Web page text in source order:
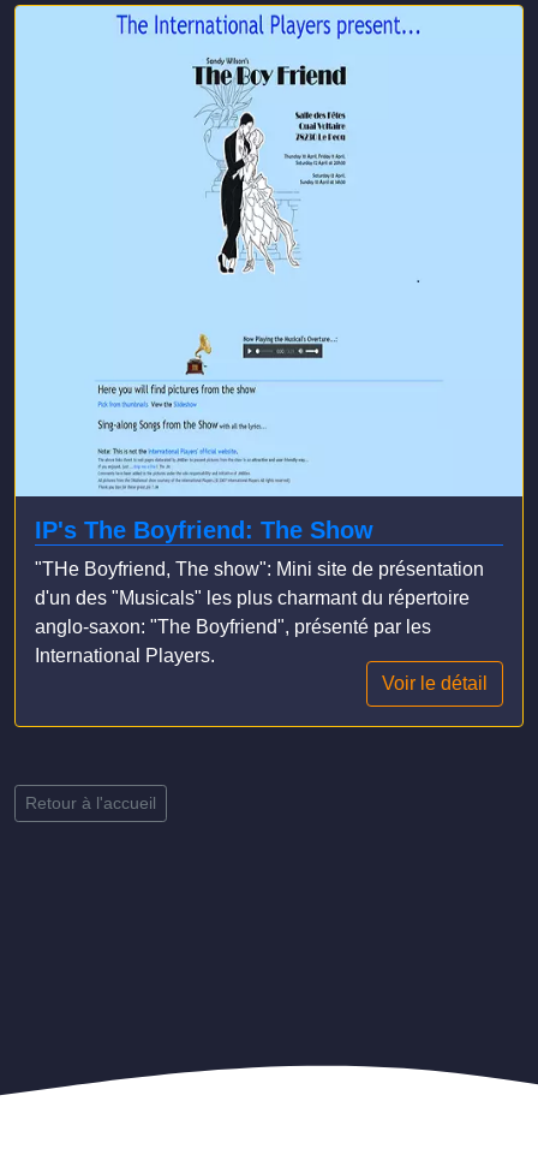
IP's The Boyfriend: The Show
"THe Boyfriend, The show": Mini site de présentation
d'un des "Musicals" les plus charmant du répertoire
anglo-saxon: "The Boyfriend", présenté par les
International Players.
Voir le détail
Retour à l'accueil